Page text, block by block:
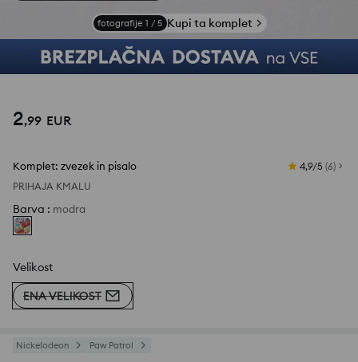
fotografije 1 / 5 Kupi ta komplet
2,99 EUR
Komplet: zvezek in pisalo 4,9/5 (6)
PRIHAJA KMALU
Barva : modra
Velikost
ENA VELIKOST
Nickelodeon Paw Patrol